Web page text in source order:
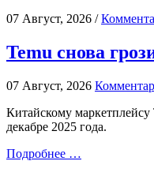
07 Август, 2026 /
Temu снова
07 Август, 2026
Китайскому маркетплейсу
декабре 2025 года.
Подробнее …